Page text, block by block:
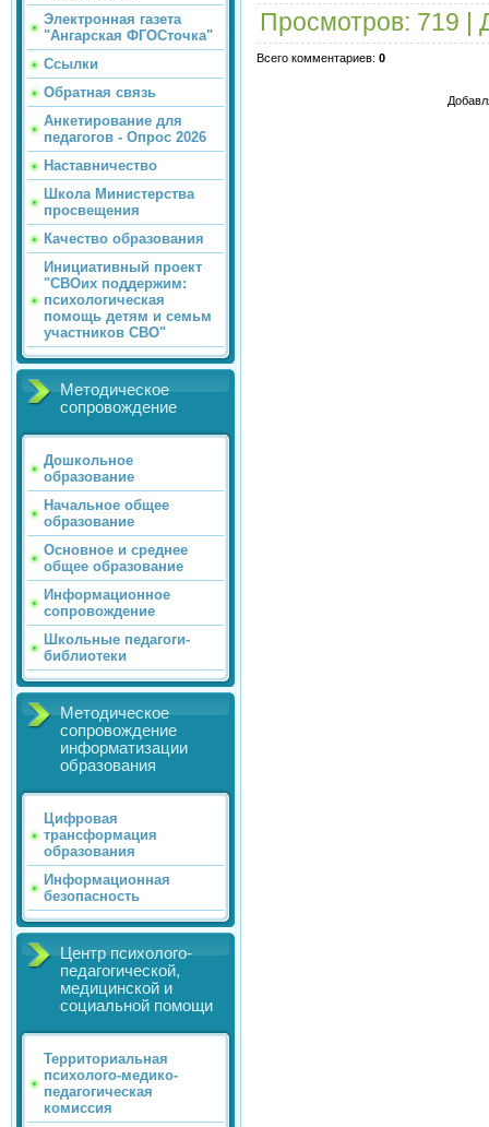
Электронная газета
"Ангарская ФГОСточка"
Ссылки
Обратная связь
Анкетирование для
педагогов - Опрос 2026
Наставничество
Школа Министерства
просвещения
Качество образования
Инициативный проект
"СВОих поддержим:
психологическая
помощь детям и семьм
участников СВО"
Методическое
сопровождение
Дошкольное
образование
Начальное общее
образование
Основное и среднее
общее образование
Информационное
сопровождение
Школьные педагоги-
библиотеки
Методическое
сопровождение
информатизации
образования
Цифровая
трансформация
образования
Информационная
безопасность
Центр психолого-
педагогической,
медицинской и
социальной помощи
Территориальная
психолого-медико-
педагогическая
комиссия
Просмотров: 719 |
Всего комментариев: 0